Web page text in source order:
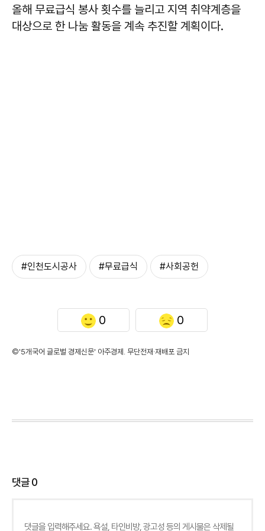
올해 무료급식 봉사 횟수를 늘리고 지역 취약계층을
대상으로 한 나눔 활동을 계속 추진할 계획이다.
#인천도시공사 #무료급식 #사회공헌
0 0
©'5개국어 글로벌 경제신문' 아주경제. 무단전재·재배포 금지
댓글0